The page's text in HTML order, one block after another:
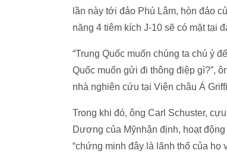
lần này tới đảo Phú Lâm, hòn đảo
năng 4 tiêm kích J-10 sẽ có mặt tại
“Trung Quốc muốn chúng ta chú ý
Quốc muốn gửi đi thông điệp gì?”,
nhà nghiên cứu tại Viện châu Á
Trong khi đó, ông Carl Schuster,
Dương của Mỹnhận định, hoạt
“chứng minh đây là lãnh thổ của